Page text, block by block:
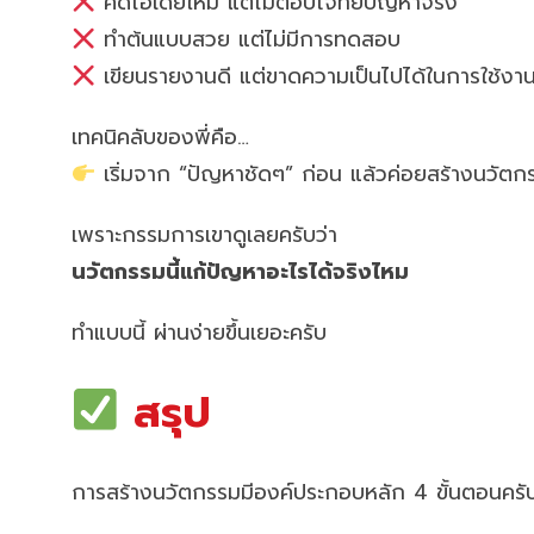
ทำต้นแบบสวย แต่ไม่มีการทดสอบ
เขียนรายงานดี แต่ขาดความเป็นไปได้ในการใช้งาน
เทคนิคลับของพี่คือ…
เริ่มจาก “ปัญหาชัดๆ” ก่อน แล้วค่อยสร้างนวัตก
เพราะกรรมการเขาดูเลยครับว่า
นวัตกรรมนี้แก้ปัญหาอะไรได้จริงไหม
ทำแบบนี้ ผ่านง่ายขึ้นเยอะครับ
สรุป
การสร้างนวัตกรรมมีองค์ประกอบหลัก 4 ขั้นตอนครั